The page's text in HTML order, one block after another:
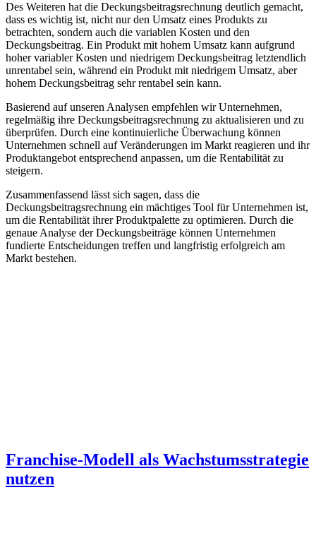
Des Weiteren hat die Deckungsbeitragsrechnung deutlich gemacht,
dass es wichtig ist, nicht nur den Umsatz eines Produkts zu
betrachten, sondern auch die variablen Kosten und den
Deckungsbeitrag. Ein Produkt mit hohem Umsatz kann aufgrund
hoher variabler Kosten und niedrigem Deckungsbeitrag letztendlich
unrentabel sein, während ein Produkt mit niedrigem Umsatz, aber
hohem Deckungsbeitrag sehr rentabel sein kann.
Basierend auf unseren Analysen empfehlen wir Unternehmen,
regelmäßig ihre Deckungsbeitragsrechnung zu aktualisieren und zu
überprüfen. Durch eine kontinuierliche Überwachung können
Unternehmen schnell auf Veränderungen im Markt reagieren und ihr
Produktangebot entsprechend anpassen, um die Rentabilität zu
steigern.
Zusammenfassend lässt sich sagen, dass die
Deckungsbeitragsrechnung ein mächtiges Tool für Unternehmen ist,
um die Rentabilität ihrer Produktpalette zu optimieren. Durch die
genaue Analyse der Deckungsbeiträge können Unternehmen
fundierte Entscheidungen treffen und langfristig erfolgreich am
Markt bestehen.
Franchise-Modell als Wachstumsstrategie
nutzen